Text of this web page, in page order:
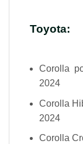
Toyota:
2024
2024